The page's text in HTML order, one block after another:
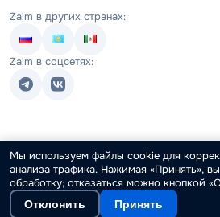
Zaim в других странах:
Zaim в соцсетях:
Мы используем файлы cookie для
анализа трафика. Нажимая «Принять»,
обработку; отказаться можно кнопкой
Отклонить Принять